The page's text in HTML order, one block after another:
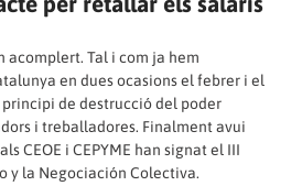
acomplert. Tal i com ja hem
en dues ocasionsel febrer i el
principi de destrucció del poder
i treballadores. Finalment avui
CEOE i CEPYME han signat el III
y la Negociación Colectiva.